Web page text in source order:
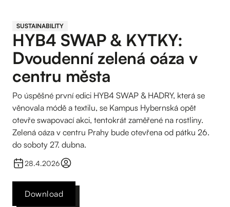
SUSTAINABILITY
HYB4 SWAP & KYTKY:
Dvoudenní zelená oáza v
centru města
Po úspěšné první edici HYB4 SWAP & HADRY, která se
věnovala módě a textilu, se Kampus Hybernská opět
otevře swapovací akci, tentokrát zaměřené na rostliny.
Zelená oáza v centru Prahy bude otevřena od pátku 26.
do soboty 27. dubna.
28.4.2026
Download